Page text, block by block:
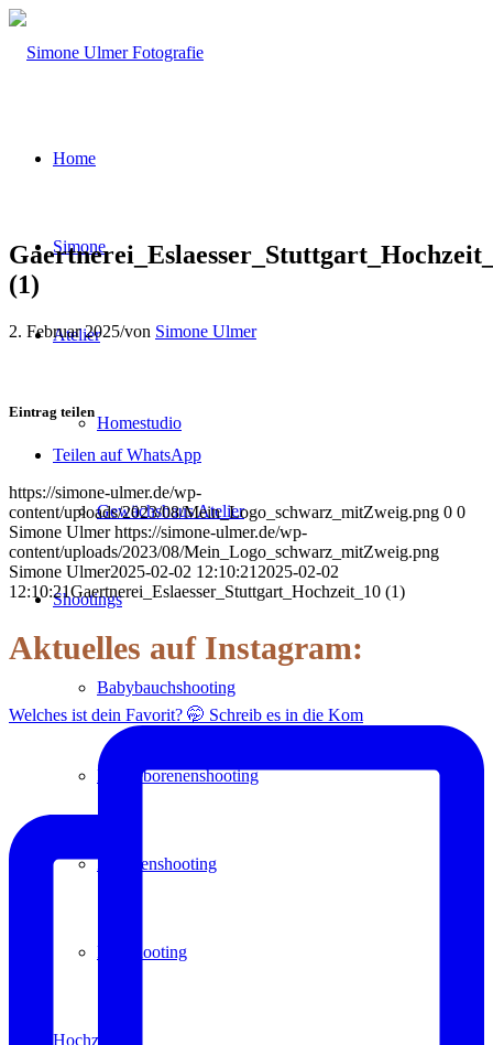
Home
Simone
Atelier
Homestudio
Gewächshaus Atelier
Shootings
Babybauchshooting
Neugeborenenshooting
Familienshooting
Paarshooting
Hochzeit
(1)
2. Februar 2025/von Simone Ulmer
Eintrag teilen
Teilen auf WhatsApp
https://simone-ulmer.de/wp-
content/uploads/2023/08/Mein_Logo_schwarz_mitZweig.png 0 0
Simone Ulmer https://simone-ulmer.de/wp-
content/uploads/2023/08/Mein_Logo_schwarz_mitZweig.png
Simone Ulmer2025-02-02 12:10:21 2025-02-02
12:10:21Gaertnerei_Eslaesser_Stuttgart_Hochzeit_10 (1)
Aktuelles auf Instagram:
Welches ist dein Favorit? 🤭 Schreib es in die Kom